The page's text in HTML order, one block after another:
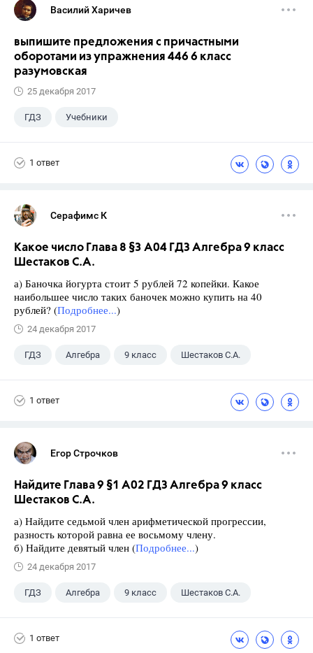
Василий Харичев
выпишите предложения с причастными
оборотами из упражнения 446 6 класс
разумовская
25 декабря 2017
ГДЗ Учебники
1 ответ
Серафимс К
Какое число Глава 8 §3 А04 ГДЗ Алгебра 9 класс
Шестаков С.А.
а) Баночка йогурта стоит 5 рублей 72 копейки. Какое
наибольшее число таких баночек можно купить на 40
рублей? (Подробнее...)
24 декабря 2017
ГДЗ Алгебра 9 класс Шестаков С.А.
1 ответ
Егор Строчков
Найдите Глава 9 §1 А02 ГДЗ Алгебра 9 класс
Шестаков С.А.
а) Найдите седьмой член арифметической прогрессии,
разность которой равна ее восьмому члену.
б) Найдите девятый член (Подробнее...)
24 декабря 2017
ГДЗ Алгебра 9 класс Шестаков С.А.
1 ответ